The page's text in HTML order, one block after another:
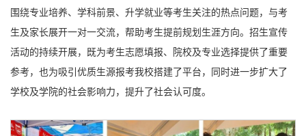
围绕专业培养、学科前景、升学就业等考生关注的热点问题，与考
生及家长展开一对一交流，帮助考生提前规划生涯方向。招生宣传
活动的持续开展，既为考生志愿填报、院校及专业选择提供了重要
参考，也为吸引优质生源报考我校搭建了平台，同时进一步扩大了
学校及学院的社会影响力，提升了社会认可度。